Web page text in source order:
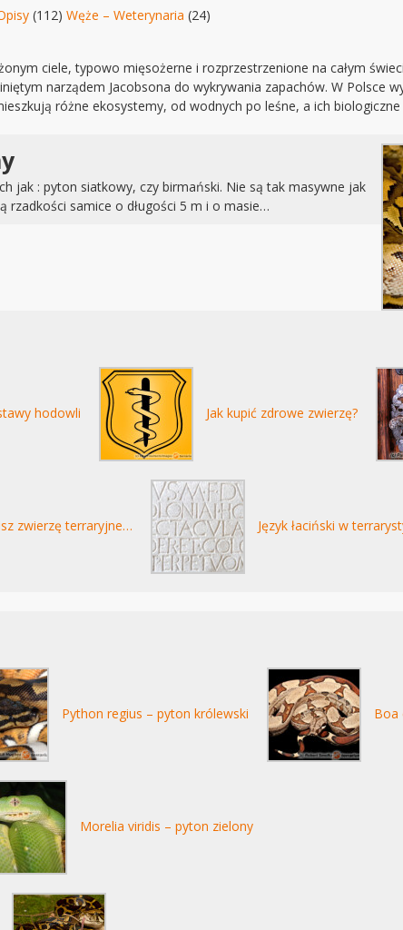
(112) Węże – Weterynaria (24)
ciele, typowo mięsożerne i rozprzestrzenione na całym
narządem Jacobsona do wykrywania zapachów. W Polsce
różne ekosystemy, od wodnych po leśne, a ich
jak : pyton siatkowy, czy birmański. Nie są tak masywne jak
rzadkości samice o długości 5 m i o masie…
hodowli Jak kupić zdrowe zwierzę?
zwierzę terraryjne… Język łaciński w
Python regius – pyton królewski Boa
Morelia viridis – pyton zielony